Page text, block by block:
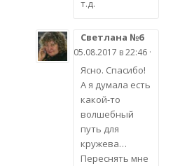
т.д.
Светлана №6
05.08.2017 в 22:46 ·
Ясно. Спасибо!
А я думала есть
какой-то
волшебный
путь для
кружева…
Переснять мне